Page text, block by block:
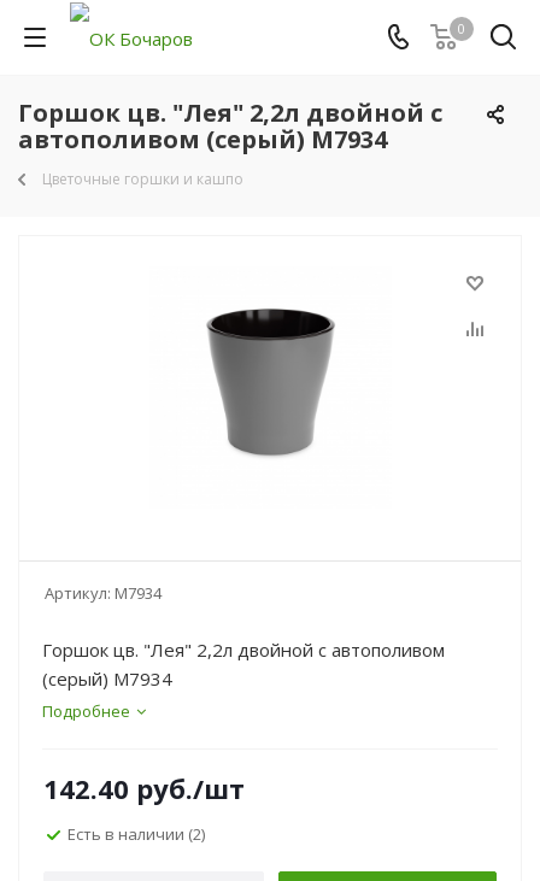
0
Горшок цв. "Лея" 2,2л двойной с
автополивом (серый) М7934
Цветочные горшки и кашпо
Артикул: М7934
Горшок цв. "Лея" 2,2л двойной с автополивом
(серый) М7934
Подробнее
142.40 руб./шт
Есть в наличии (2)